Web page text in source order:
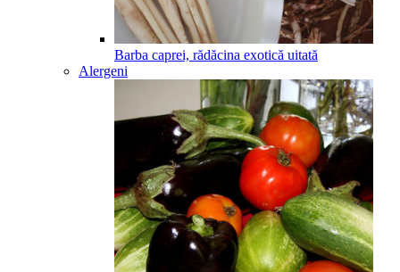
Barba caprei, rădăcina exotică uitată
Alergeni